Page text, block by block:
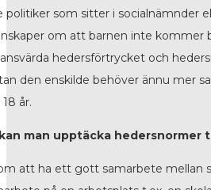
politiker som sitter i socialnämnder
om att barnen inte kommer
hedersförtrycket och
den enskilde behöver ännu mer
år.
man upptäcka hedersnormer
att ha ett gott samarbete mellan